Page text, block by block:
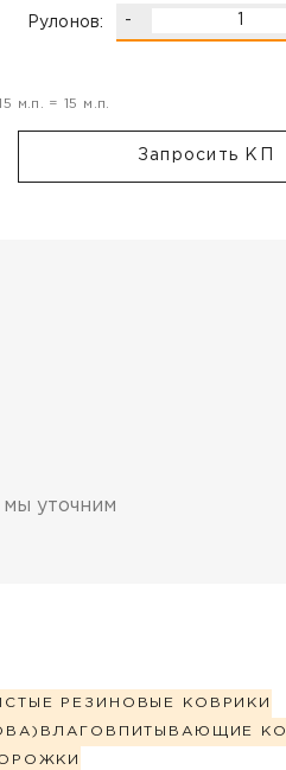
Рулонов: -
м.п. =15 м.п.
Запросить КП
уточним
РЕЗИНОВЫЕ КОВРИКИ
ВЛАГОВПИТЫВАЮЩИЕ